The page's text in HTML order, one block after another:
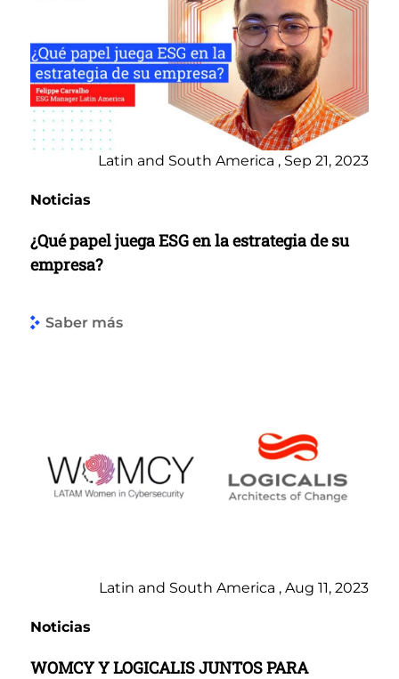
Latin and South America , Sep 21, 2023
Noticias
¿Qué papel juega ESG en la estrategia de su
empresa?
Saber más
Latin and South America , Aug 11, 2023
Noticias
WOMCY Y LOGICALIS JUNTOS PARA